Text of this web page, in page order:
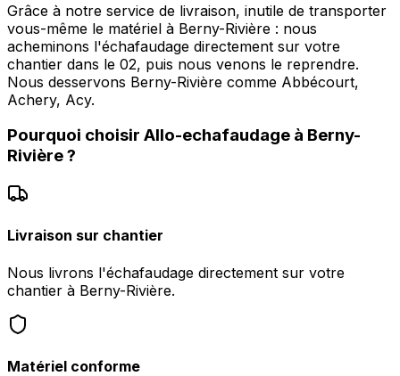
Grâce à notre service de livraison, inutile de transporter
vous-même le matériel à Berny-Rivière : nous
acheminons l'échafaudage directement sur votre
chantier dans le 02, puis nous venons le reprendre.
Nous desservons Berny-Rivière comme Abbécourt,
Achery, Acy.
Pourquoi choisir Allo-echafaudage à Berny-
Rivière?
Livraison sur chantier
Nous livrons l'échafaudage directement sur votre
chantier à Berny-Rivière.
Matériel conforme